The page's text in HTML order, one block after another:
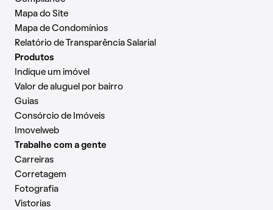
Mapa do Site
Mapa de Condomínios
Relatório de Transparência Salarial
Produtos
Indique um imóvel
Valor de aluguel por bairro
Guias
Consórcio de Imóveis
Imovelweb
Trabalhe com a gente
Carreiras
Corretagem
Fotografia
Vistorias